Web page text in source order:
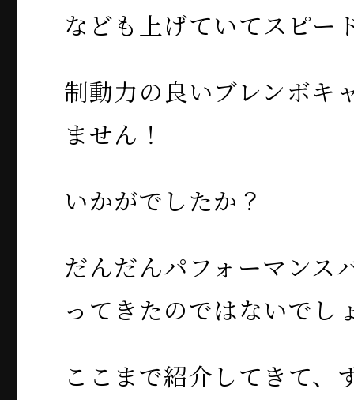
なども上げていてスピー
制動力の良いブレンボキ
ません！
いかがでしたか？
だんだんパフォーマンス
ってきたのではないでし
ここまで紹介してきて、